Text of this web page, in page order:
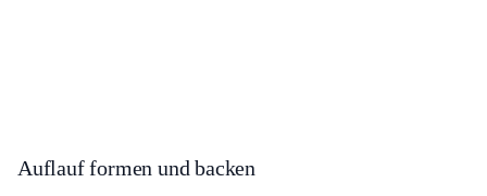
Auflauf formen und backen